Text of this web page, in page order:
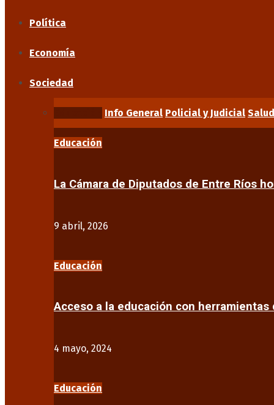
Política
Economía
Sociedad
Info General Policial y Judicial Salud
Educación
La Cámara de Diputados de Entre Ríos
9 abril, 2026
Educación
Acceso a la educación con
4 mayo, 2024
Educación